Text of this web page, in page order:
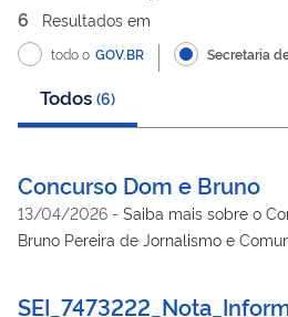
6 Resultados em
todo o GOV.BR Secretaria
Todos (6)
Concurso Dom e Bruno
13/04/2026 - Saiba mais sobre o
Bruno Pereira de Jornalismo e